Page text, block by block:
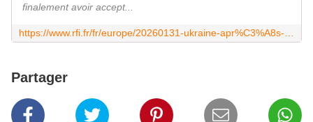
finalement avoir accept...
Partager